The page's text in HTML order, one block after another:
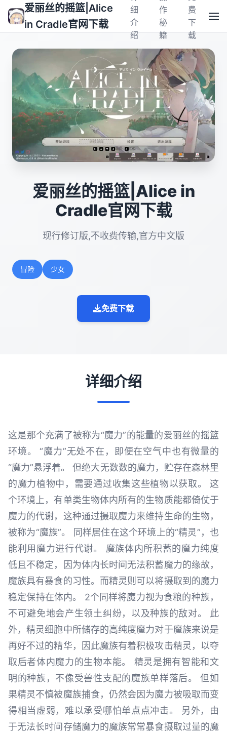
爱丽丝的摇篮|Alice
in Cradle官网下载
细
介
绍
作
秘
籍
费
下
载
爱丽丝的摇篮|Alice in
Cradle官网下载
现行修订版,不收费传输,官方中文版
冒险 少女
免费下载
详细介绍
这是那个充满了被称为“魔力”的能量的爱丽丝的摇篮
环境。 “魔力”无处不在，即便在空气中也有微量的
“魔力”悬浮着。 但绝大无数数的魔力，贮存在森林里
的魔力植物中，需要通过收集这些植物以获取。 这
个环境上，有单类生物体内所有的生物质能都倚仗于
魔力的代谢，这种通过摄取魔力来维持生命的生物，
被称为“魔族”。 同样居住在这个环境上的“精灵”，也
能利用魔力进行代谢。 魔族体内所积蓄的魔力纯度
低且不稳定，因为体内长时间无法积蓄魔力的缘故，
魔族具有暴食的习性。而精灵则可以将摄取到的魔力
稳定保持在体内。 2个同样将魔力视为食粮的种族，
不可避免地会产生领土纠纷，以及种族的敌对。 此
外，精灵细胞中所储存的高纯度魔力对于魔族来说是
再好不过的精华，因此魔族有着积极攻击精灵，以夺
取后者体内魔力的生物本能。 精灵是拥有智能和文
明的种族，不像受兽性支配的魔族单样落后。 但如
果精灵不慎被魔族捕食，仍然会因为魔力被吸取而变
得相当虚弱，难以承受哪怕单点点冲击。 另外，由
于无法长时间存储魔力的魔族常常暴食摄取过量的魔